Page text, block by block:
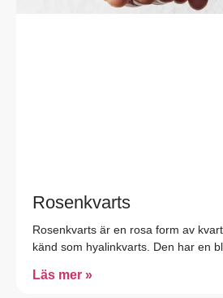
Rosenkvarts
Rosenkvarts är en rosa form av
känd som hyalinkvarts. Den har en
Läs mer »